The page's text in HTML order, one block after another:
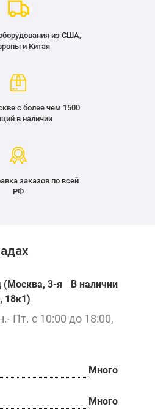
из США,
и Китая
с более чем 1500
в наличии
заказов по всей
РФ
(Москва, 3-я
18к1)
В наличии
Пт. с 10:00 до 18:00,
Много
Много